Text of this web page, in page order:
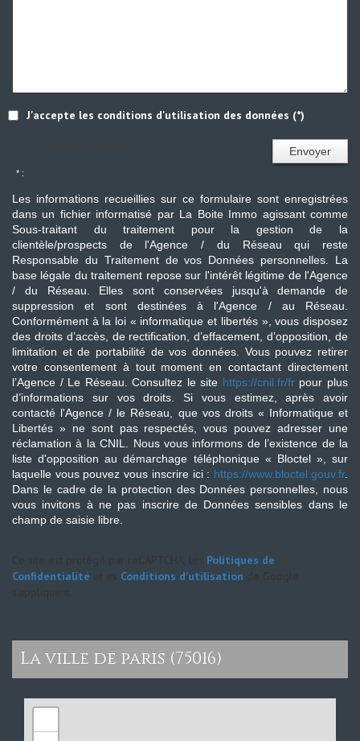
J'accepte les conditions d'utilisation des données (*)
Envoyer
* :
Les informations recueillies sur ce formulaire sont enregistrées
dans un fichier informatisé par La Boite Immo agissant comme
Sous-traitant du traitement pour la gestion de la
clientèle/prospects de l'Agence / du Réseau qui reste
Responsable du Traitement de vos Données personnelles. La
base légale du traitement repose sur l'intérêt légitime de l'Agence
/ du Réseau. Elles sont conservées jusqu'à demande de
suppression et sont destinées à l'Agence / au Réseau.
Conformément à la loi « informatique et libertés », vous disposez
des droits d’accès, de rectification, d’effacement, d’opposition, de
limitation et de portabilité de vos données. Vous pouvez retirer
votre consentement à tout moment en contactant directement
l’Agence / Le Réseau. Consultez le site https://cnil.fr/frpour plus
d’informations sur vos droits. Si vous estimez, après avoir
contacté l'Agence / le Réseau, que vos droits « Informatique et
Libertés » ne sont pas respectés, vous pouvez adresser une
réclamation à la CNIL. Nous vous informons de l’existence de la
liste d'opposition au démarchage téléphonique « Bloctel », sur
laquelle vous pouvez vous inscrire ici : https://www.bloctel.gouv.fr.
Dans le cadre de la protection des Données personnelles, nous
vous invitons à ne pas inscrire de Données sensibles dans le
champ de saisie libre.
Politiques de
Confidentialité
Conditions d'utilisation
la ville de paris (75016)